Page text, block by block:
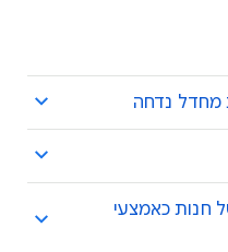
מחדל נדחה
חנות כאמצעי